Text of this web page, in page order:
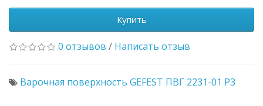
Купить
0 отзывов / Написать отзыв
Варочная поверхность GEFEST ПВГ 2231-01 Р3